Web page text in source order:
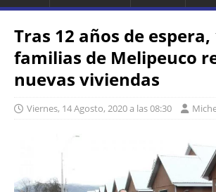
Tras 12 años de espera,
familias de Melipeuco
nuevas viviendas
Viernes, 14 Agosto, 2020 a las 08:30